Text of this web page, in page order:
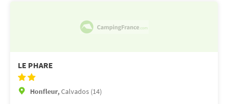
LE PHARE
Honfleur,Calvados (14)